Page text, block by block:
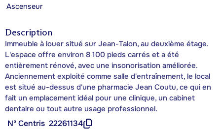
Ascenseur
Description
Immeuble à louer situé sur Jean-Talon, au deuxième étage.
L'espace offre environ 8 100 pieds carrés et a été
entièrement rénové, avec une insonorisation améliorée.
Anciennement exploité comme salle d'entraînement, le local
est situé au-dessus d'une pharmacie Jean Coutu, ce qui en
fait un emplacement idéal pour une clinique, un cabinet
dentaire ou tout autre usage professionnel.
Nº Centris 22261134